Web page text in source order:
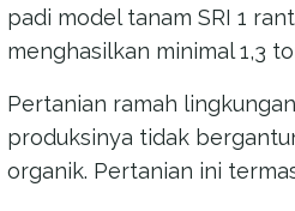
padi model tanam SRI 1
menghasilkan minimal 1,3
Pertanian ramah
produksinya tidak
organik. Pertanian ini